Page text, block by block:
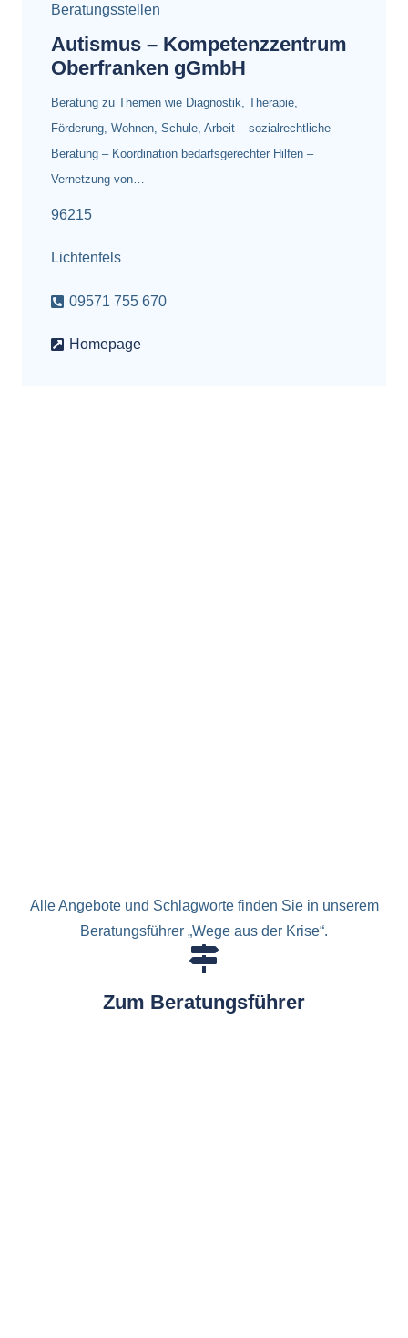
Beratungsstellen
Autismus – Kompetenzzentrum
Oberfranken gGmbH
Beratung zu Themen wie Diagnostik, Therapie,
Förderung, Wohnen, Schule, Arbeit – sozialrechtliche
Beratung – Koordination bedarfsgerechter Hilfen –
Vernetzung von…
96215
Lichtenfels
09571 755 670
Homepage
Alle Angebote und Schlagworte finden Sie in unserem
Beratungsführer „Wege aus der Krise“.
Zum Beratungsführer